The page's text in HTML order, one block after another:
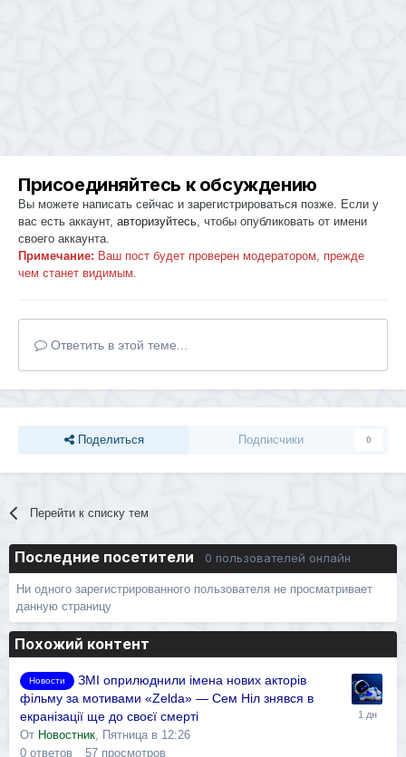
Присоединяйтесь к обсуждению
Вы можете написать сейчас и зарегистрироваться позже. Если у
вас есть аккаунт, авторизуйтесь , чтобы опубликовать от имени
своего аккаунта.
Примечание: Ваш пост будет проверен модератором, прежде
чем станет видимым.
Ответить в этой теме...
Поделиться Подписчики 0
Перейти к списку тем
Последние посетители 0 пользователей онлайн
Ни одного зарегистрированного пользователя не просматривает
данную страницу
Похожий контент
Новости
ЗМІ оприлюднили імена нових акторів
фільму за мотивами «Zelda» — Сем Ніл знявся в
екранізації ще до своєї смерті
От Новостник
Пятница в 12:26
0 ответов 57 просмотров